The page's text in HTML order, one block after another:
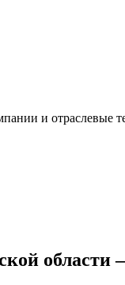
и отраслевые